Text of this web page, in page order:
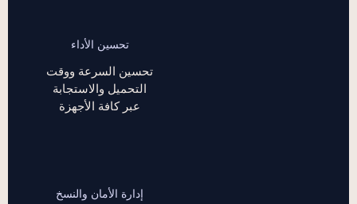
تحسين الأداء
تحسين السرعة ووقت
التحميل والاستجابة
عبر كافة الأجهزة
إدارة الأمان والنسخ